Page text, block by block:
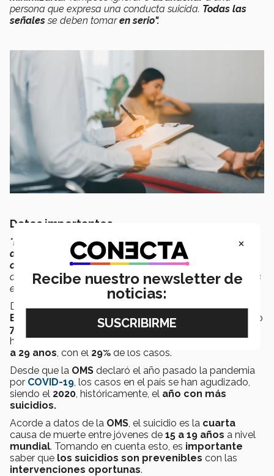
persona que expresa una conducta suicida. Todas las
señalesse deben tomaren serio".
Datos importantes
"Primero, se debe entender queno existe un factor
determinantepara el suicidio, sino que es un acto con
causas
multifactoriales, las cuales incluyen
aspectos:psicológicos, sociales, personales, biológicos
e incluso
, comenta para la entrevista.
De acuerdo a datos delInstituto Nacional de
Estadística y Geografía (INEGI), durante el
hubo
7,896
suicidios en México, el81%correspondió a
hombres y el rango de edad más afectado fue el de20
a 29 años , con el 29% de los casos.
Desde que la OMS declaró el año pasado la pandemia
por COVID-19 , los casos en el país se han agudizado,
siendo el 2020 , históricamente, el año con más
suicidios.
Acorde a datos de la OMS , el suicidio es la cuarta
causa de muerte entre jóvenes de 15 a 19 años a nivel
mundial. Tomando en cuenta esto, es importante
saber que los suicidios son prevenibles con las
intervenciones oportunas.
×
Recibe nuestro newsletter de
noticias: